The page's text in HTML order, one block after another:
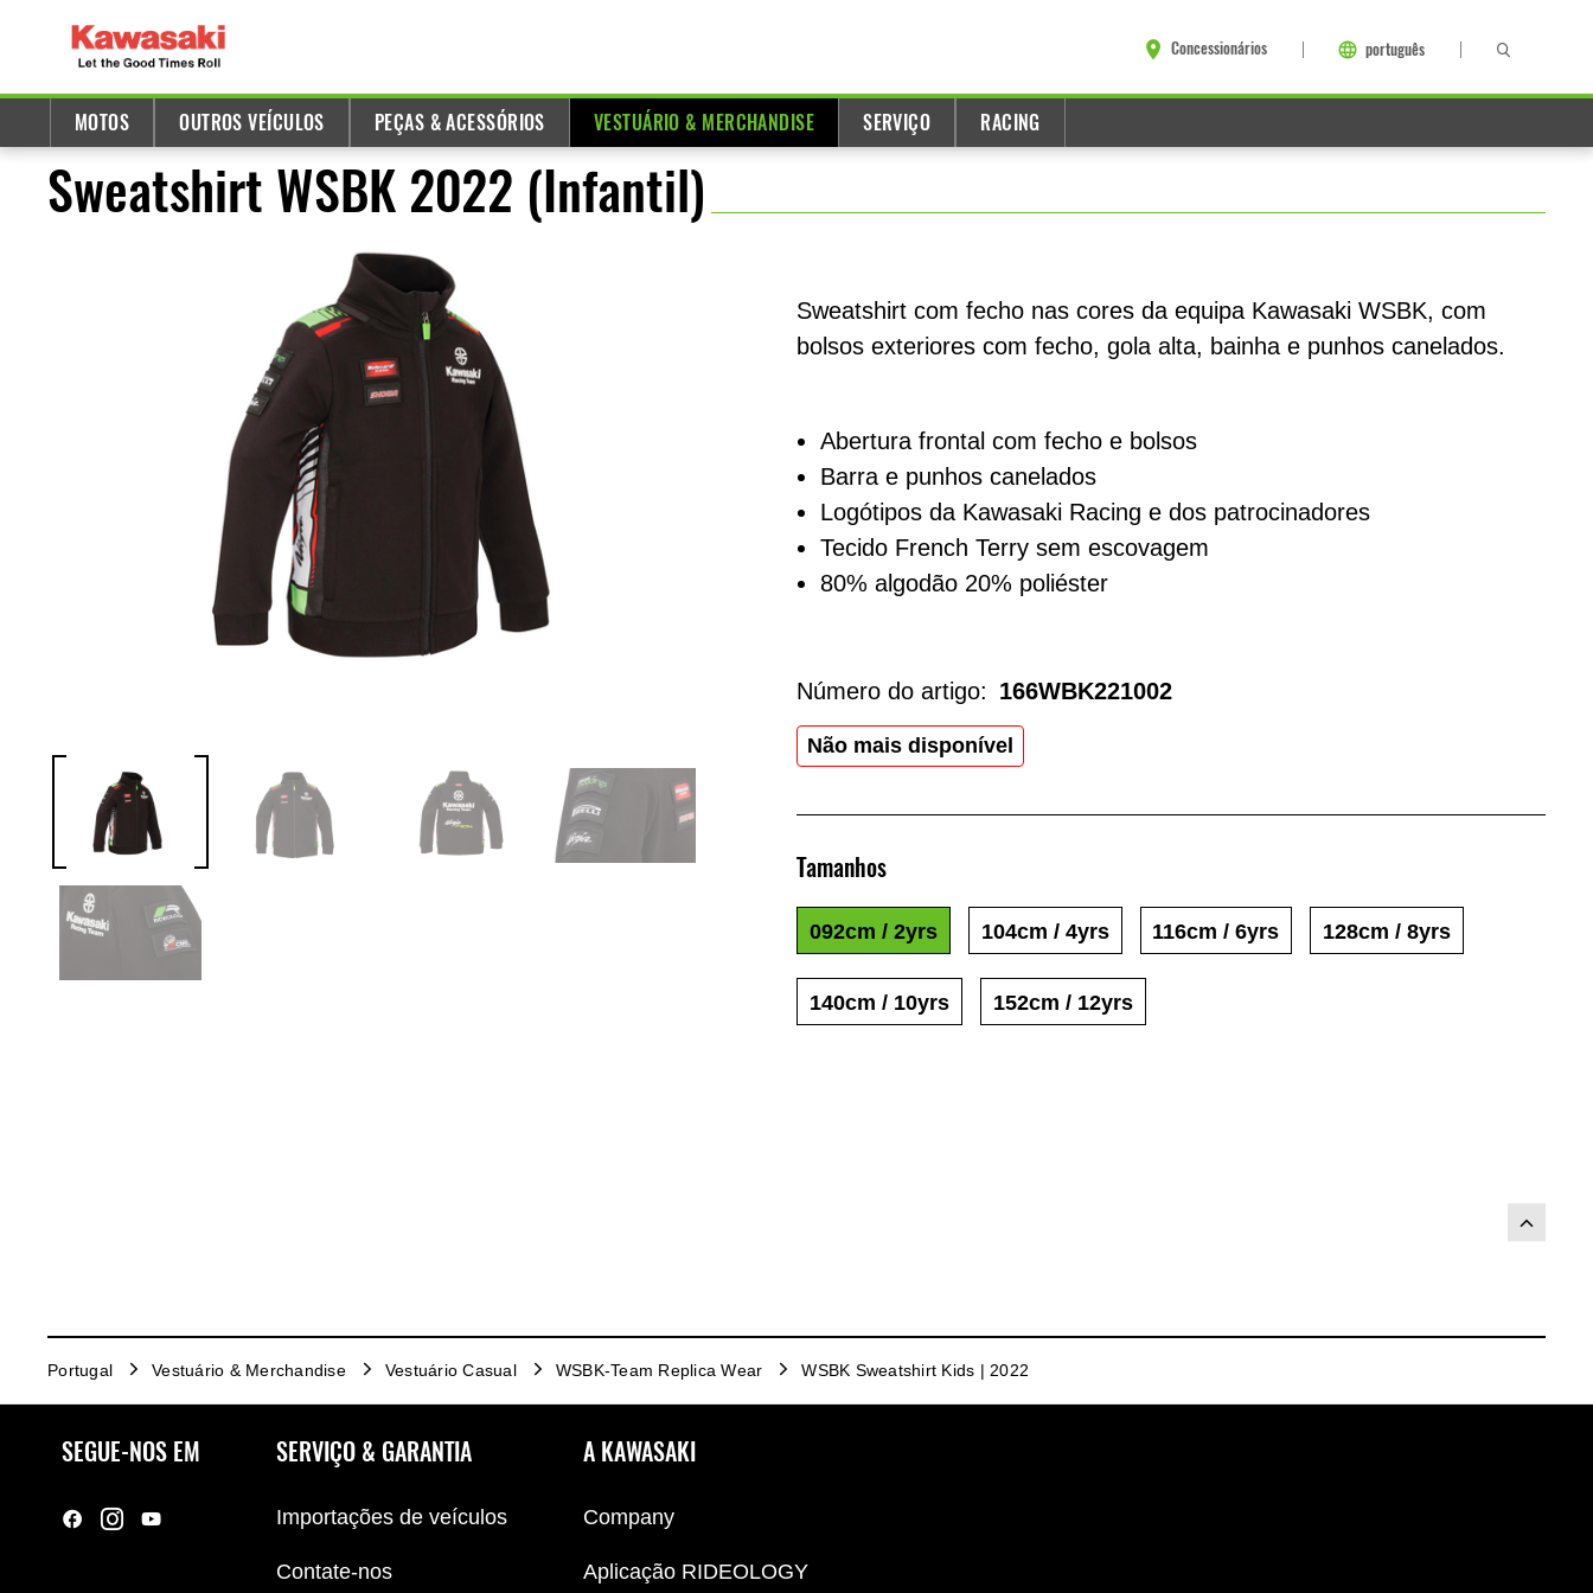
Concessionários português
MOTOS OUTROS VEÍCULOS PEÇAS & ACESSÓRIOS VESTUÁRIO & MERCHANDISE SERVIÇO RACING
Sweatshirt WSBK 2022 (Infantil)
Sweatshirt com fecho nas cores da equipa Kawasaki WSBK, com
bolsos exteriores com fecho, gola alta, bainha e punhos canelados.
Abertura frontal com fecho e bolsos
Barra e punhos canelados
Logótipos da Kawasaki Racing e dos patrocinadores
Tecido French Terry sem escovagem
80% algodão 20% poliéster
Não mais disponível
Tamanhos
092cm / 2yrs 104cm / 4yrs 116cm / 6yrs 128cm / 8yrs
140cm / 10yrs 152cm / 12yrs
Número do artigo: 166WBK221002
Portugal Vestuário & Merchandise Vestuário Casual WSBK-Team Replica Wear WSBK Sweatshirt Kids | 2022
SEGUE-NOS EM SERVIÇO & GARANTIA
Importações de veículos
Contate-nos
A KAWASAKI
Company
Aplicação RIDEOLOGY